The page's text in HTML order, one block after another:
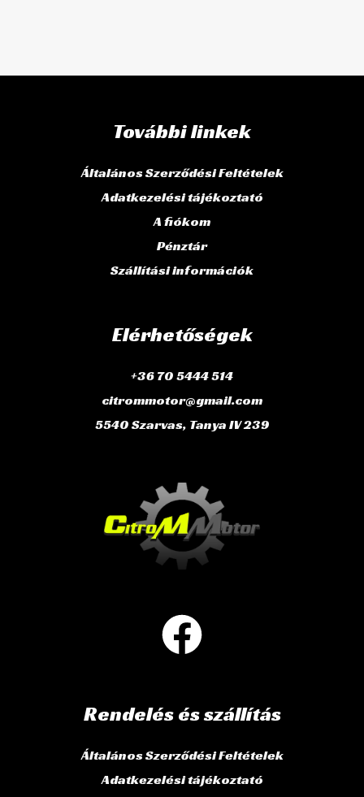
További linkek
Általános Szerződési Feltételek
Adatkezelési tájékoztató
A fiókom
Pénztár
Szállítási információk
Elérhetőségek
+36 70 5444 514
citrommotor@gmail.com
5540 Szarvas, Tanya IV 239
Rendelés és szállítás
Általános Szerződési Feltételek
Adatkezelési tájékoztató